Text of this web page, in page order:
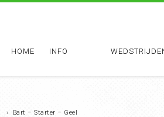
HOME INFO
› Bart – Starter – Geel